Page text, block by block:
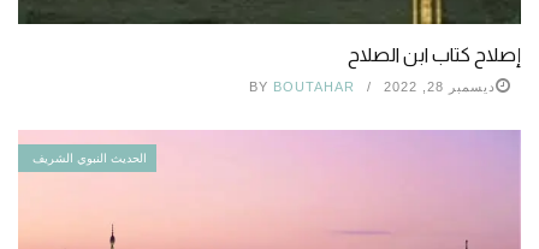
إصلاح كتاب ابن الصلاح
ديسمبر 28, 2022 BY BOUTAHAR
الحديث النبوي الشريف